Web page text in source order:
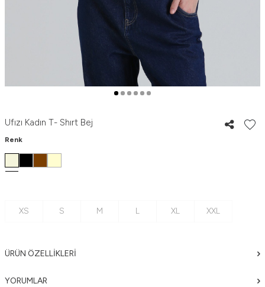
Ufızı Kadın T- Shırt Bej
Renk
XS S M L XL XXL
ÜRÜN ÖZELLIKLERI
YORUMLAR